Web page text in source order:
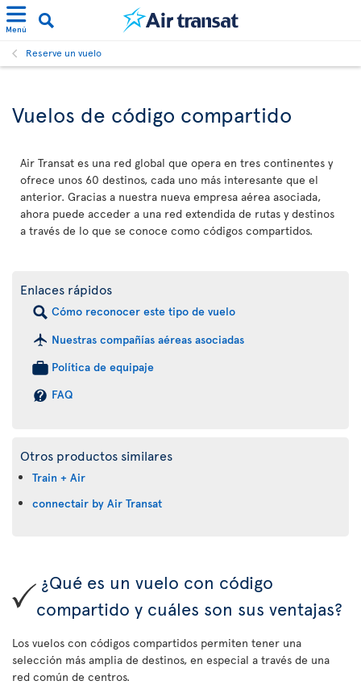
Menú
Reserve un vuelo
Vuelos de código compartido
Air Transat es una red global que opera en tres continentes y
ofrece unos 60 destinos, cada uno más interesante que el
anterior. Gracias a nuestra nueva empresa aérea asociada,
ahora puede acceder a una red extendida de rutas y destinos
a través de lo que se conoce como códigos compartidos.
Enlaces rápidos
Cómo reconocer este tipo de vuelo
Nuestras compañías aéreas asociadas
Política de equipaje
FAQ
Otros productos similares
Train + Air
connectair by Air Transat
¿Qué es un vuelo con código
compartido y cuáles son sus ventajas?
Los vuelos con códigos compartidos permiten tener una
selección más amplia de destinos, en especial a través de una
red común de centros.